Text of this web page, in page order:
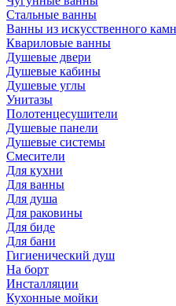
Стальные ванны
Ванны из искусственного
Квариловые ванны
Душевые двери
Душевые кабины
Душевые углы
Унитазы
Полотенцесушители
Душевые панели
Душевые системы
Смесители
Для кухни
Для ванны
Для душа
Для раковины
Для биде
Для бани
Гигиенический душ
На борт
Инсталляции
Кухонные мойки